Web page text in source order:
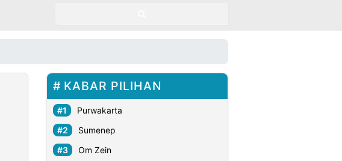
KABAR PILIHAN
Purwakarta
Sumenep
Om Zein